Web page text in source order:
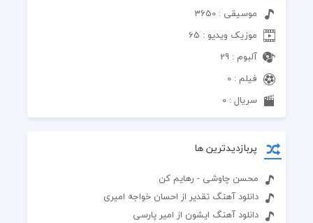
موسیقی : 3650
موزیک ویدیو : 65
آلبوم : 29
فیلم : 0
سریال : 0
پربازدیدترین ها
محسن چاوشی - رهایم کن
دانلود آهنگ تقدیر از احسان خواجه امیری
دانلود آهنگ ایشون از امیر پارسی